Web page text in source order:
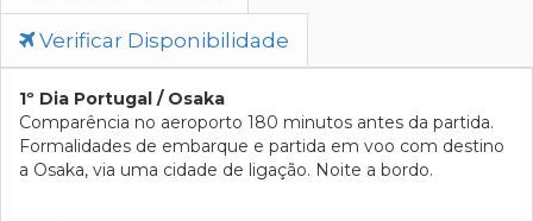
Verificar Disponibilidade
1º Dia Portugal / Osaka
Comparência no aeroporto 180 minutos antes da partida.
Formalidades de embarque e partida em voo com destino
a Osaka, via uma cidade de ligação. Noite a bordo.